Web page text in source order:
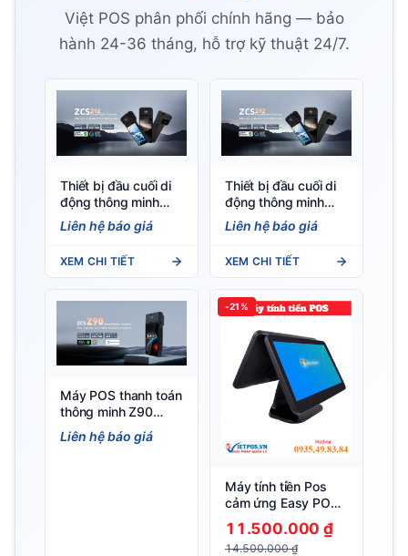
Việt POS phân phối chính hãng — bảo
hành 24-36 tháng, hỗ trợ kỹ thuật 24/7.
Thiết bị đầu cuối di
động thông minh
Z92S (ODM) - Máy
POS Android 14.0
tích hợp máy in —
Việt POS
Liên hệ báo giá
XEM CHI TIẾT
Thiết bị đầu cuối di
động thông minh
Z92F (ODM) - Máy
POS Android 13 có
máy in — Việt POS
Liên hệ báo giá
XEM CHI TIẾT
Máy POS thanh toán
thông minh Z90
Android 4G — Việt
POS
Liên hệ báo giá
-21%
Máy tính tiền Pos
cảm ứng Easy POS
J4125 Dual
11.500.000 ₫
14.500.000 ₫